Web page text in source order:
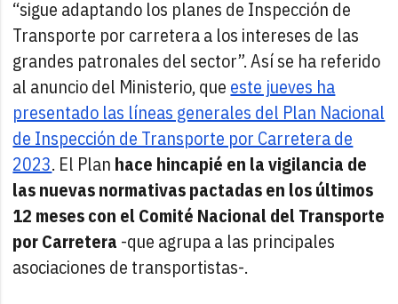
“sigue adaptando los planes de Inspección de
Transporte por carretera a los intereses de las
grandes patronales del sector”. Así se ha referido
al anuncio del Ministerio, que este jueves ha
presentado las líneas generales del Plan Nacional
de Inspección de Transporte por Carretera de
2023. El Plan hace hincapié en la vigilancia de
las nuevas normativas pactadas en los últimos
12 meses con el Comité Nacional del Transporte
por Carretera -que agrupa a las principales
asociaciones de transportistas-.